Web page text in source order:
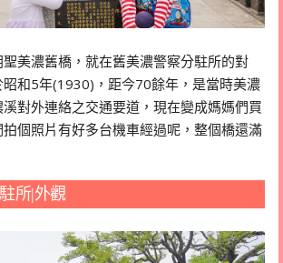
美濃舊橋，就在舊美濃警察分駐所的對
和5年(1930)，距今70餘年，是當時美濃
對外連絡之交通要道，現在變成媽媽們買
個照片有好多台機車經過呢，整個橋還滿
所|外觀